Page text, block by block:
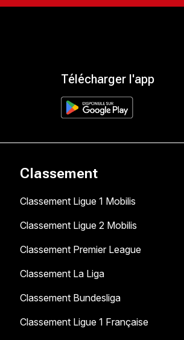
Télécharger l'app
Classement
Classement Ligue 1 Mobilis
Classement Ligue 2 Mobilis
Classement Premier League
Classement La Liga
Classement Bundesliga
Classement Ligue 1 Française